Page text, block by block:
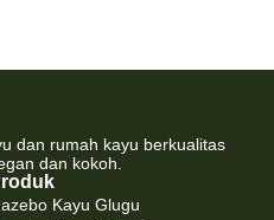
dan rumah kayu berkualitas
dan kokoh.
Kayu Glugu